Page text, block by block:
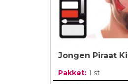
Jongen Piraat
Pakket: 1 st